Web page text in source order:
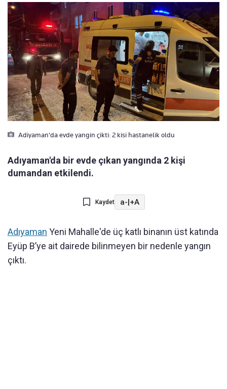
Adiyaman'da evde yangin çikti: 2 kisi hastanelik oldu
Adıyaman'da bir evde çıkan yangında 2 kişi
dumandan etkilendi.
Kaydet a-|+A
Adıyaman Yeni Mahalle'de üç katlı binanın üst katında
Eyüp B’ye ait dairede bilinmeyen bir nedenle yangın
çıktı.